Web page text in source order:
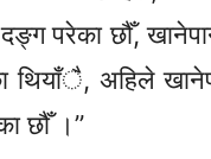
दङ्ग परेका छौँ,
थियाँै, अहिले
छौँ ।”